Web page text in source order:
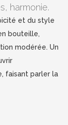
harmonie.
et du style
bouteille,
modérée. Un
faisant parler la